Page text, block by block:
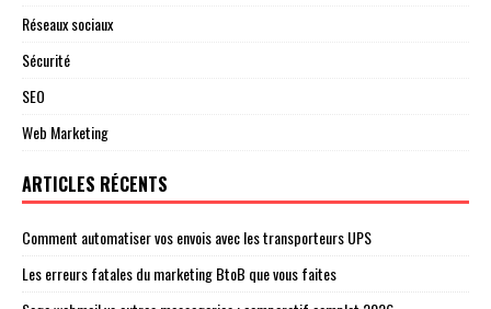
Réseaux sociaux
Sécurité
SEO
Web Marketing
ARTICLES RÉCENTS
Comment automatiser vos envois avec les transporteurs UPS
Les erreurs fatales du marketing BtoB que vous faites